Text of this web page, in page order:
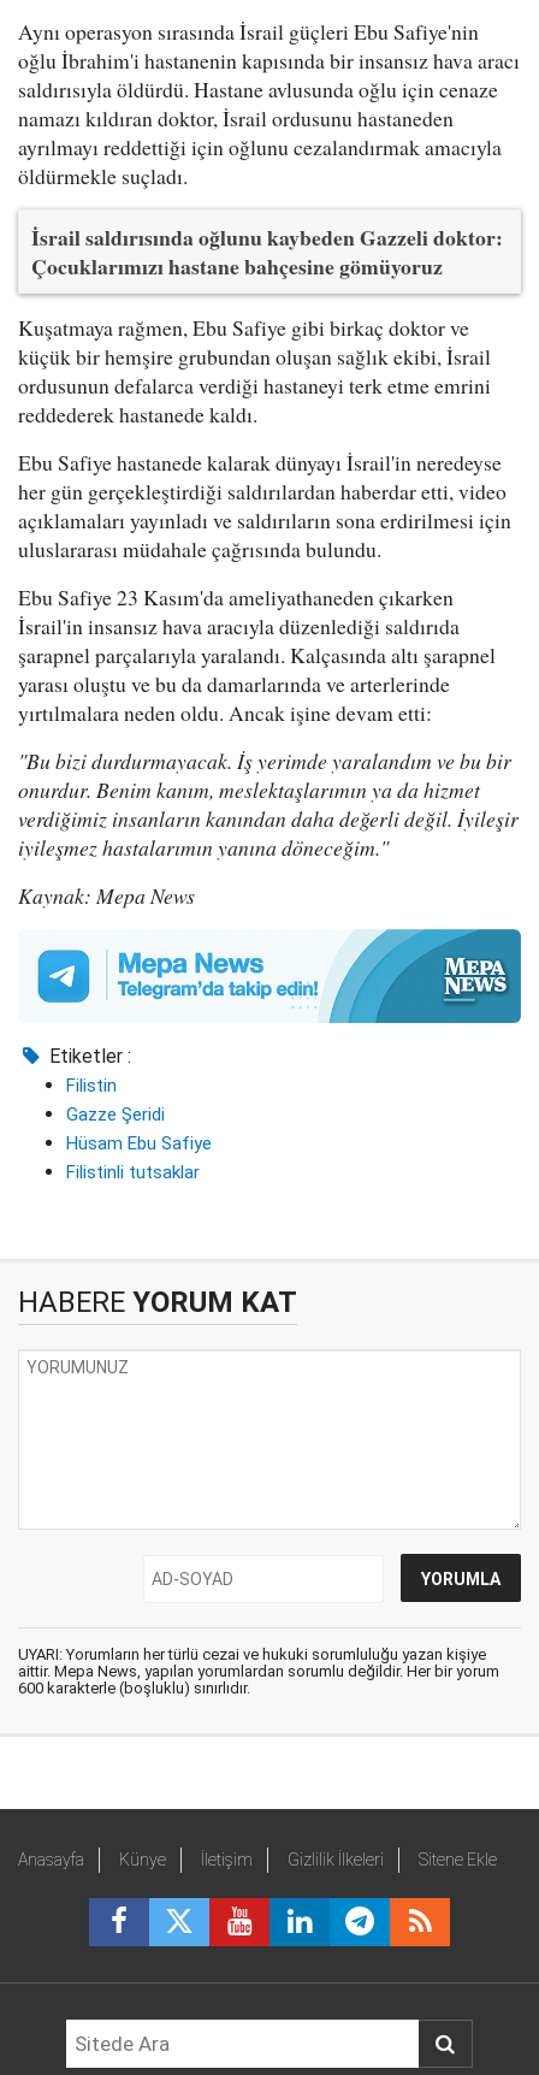
Aynı operasyon sırasında İsrail güçleri Ebu Safiye'nin
oğlu İbrahim'i hastanenin kapısında bir insansız hava aracı
saldırısıyla öldürdü. Hastane avlusunda oğlu için cenaze
namazı kıldıran doktor, İsrail ordusunu hastaneden
ayrılmayı reddettiği için oğlunu cezalandırmak amacıyla
öldürmekle suçladı.
İsrail saldırısında oğlunu kaybeden Gazzeli doktor:
Çocuklarımızı hastane bahçesine gömüyoruz
Kuşatmaya rağmen, Ebu Safiye gibi birkaç doktor ve
küçük bir hemşire grubundan oluşan sağlık ekibi, İsrail
ordusunun defalarca verdiği hastaneyi terk etme emrini
reddederek hastanede kaldı.
Ebu Safiye hastanede kalarak dünyayı İsrail'in neredeyse
her gün gerçekleştirdiği saldırılardan haberdar etti, video
açıklamaları yayınladı ve saldırıların sona erdirilmesi için
uluslararası müdahale çağrısında bulundu.
Ebu Safiye 23 Kasım'da ameliyathaneden çıkarken
İsrail'in insansız hava aracıyla düzenlediği saldırıda
şarapnel parçalarıyla yaralandı. Kalçasında altı şarapnel
yarası oluştu ve bu da damarlarında ve arterlerinde
yırtılmalara neden oldu. Ancak işine devam etti:
"Bu bizi durdurmayacak. İş yerimde yaralandım ve bu bir
onurdur. Benim kanım, meslektaşlarımın ya da hizmet
verdiğimiz insanların kanından daha değerli değil. İyileşir
iyileşmez hastalarımın yanına döneceğim."
Kaynak: Mepa News
Etiketler :
Filistin
Gazze Şeridi
Hüsam Ebu Safiye
Filistinli tutsaklar
HABERE YORUM KAT
UYARI: Yorumların her türlü cezai ve hukuki sorumluluğu yazan kişiye
aittir. Mepa News, yapılan yorumlardan sorumlu değildir. Her bir yorum
600 karakterle (boşluklu) sınırlıdır.
Anasayfa Künye İletişim Gizlilik İlkeleri Sitene Ekle